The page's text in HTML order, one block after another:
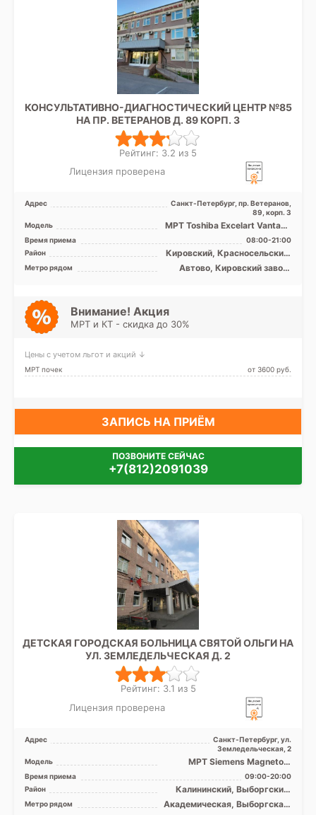
КОНСУЛЬТАТИВНО-ДИАГНОСТИЧЕСКИЙ ЦЕНТР №85
НА ПР. ВЕТЕРАНОВ Д. 89 КОРП. 3
Рейтинг: 3.2 из 5
Лицензия проверена
Адрес
Санкт-Петербург, пр. Ветеранов,
89, корп. 3
Модель
МРТ Toshiba Excelart Vantage
1.5T закрытый тип
Время приема
08:00-21:00
Район
Кировский, Красносельский,
Московский,
Петродворцовый, Лен.
Метро рядом
Автово, Кировский завод,
Внимание! Акция
МРТ и КТ - скидка до 30%
Цены с учетом льгот и акций ↓
МРТ почек от 3600 pуб.
ЗАПИСЬ НА ПРИЁМ
ПОЗВОНИТЕ СЕЙЧАС
+7(812)2091039
ДЕТСКАЯ ГОРОДСКАЯ БОЛЬНИЦА СВЯТОЙ ОЛЬГИ НА
УЛ. ЗЕМЛЕДЕЛЬЧЕСКАЯ Д. 2
Рейтинг: 3.1 из 5
Лицензия проверена
Адрес
Санкт-Петербург, ул.
Земледельческая, 2
Модель
МРТ Siemens Magnetom
Espree 1.5T закрытый тип,
УЗИ
Время приема
09:00-20:00
Район
Калининский, Выборгский,
Красногвардейский,
Петроградский, Приморский
Метро рядом
Академическая, Выборгская,